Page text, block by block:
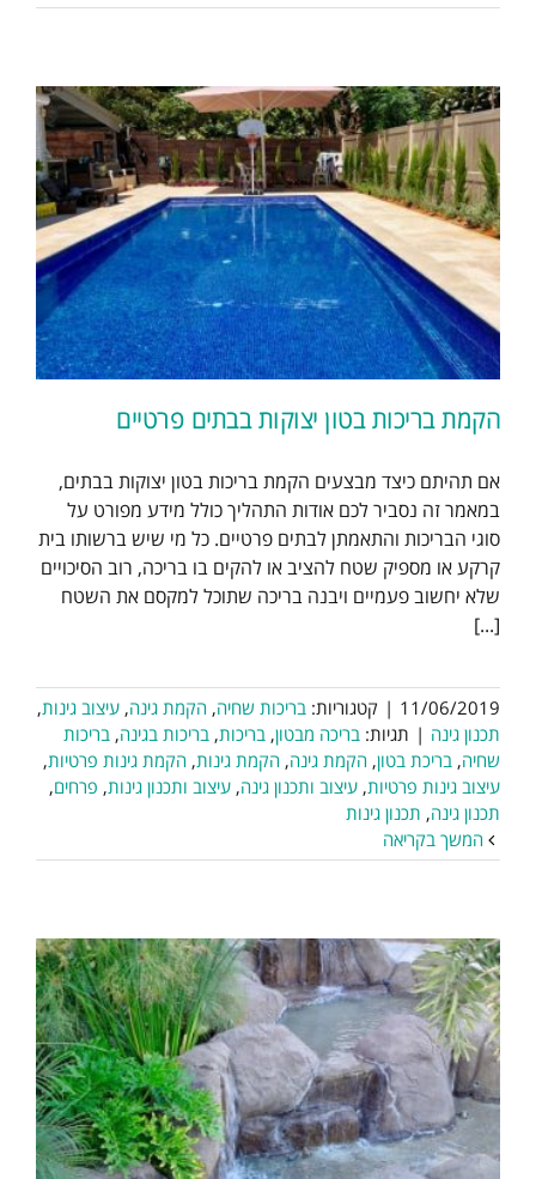
הקמת בריכות בטון יצוקות בבתים פרטיים
אם תהיתם כיצד מבצעים הקמת בריכות בטון יצוקות בבתים,
במאמר זה נסביר לכם אודות התהליך כולל מידע מפורט על
סוגי הבריכות והתאמתן לבתים פרטיים. כל מי שיש ברשותו בית
קרקע או מספיק שטח להציב או להקים בו בריכה, רוב הסיכויים
שלא יחשוב פעמיים ויבנה בריכה שתוכל למקסם את השטח
[...]
11/06/2019
| קטגוריות: בריכות שחיה, הקמת גינה, עיצוב גינות,
תכנון גינה | תגיות: בריכה מבטון, בריכות, בריכות בגינה, בריכות
שחיה, בריכת בטון, הקמת גינה, הקמת גינות, הקמת גינות פרטיות,
עיצוב גינות פרטיות, עיצוב ותכנון גינה, עיצוב ותכנון גינות, פרחים,
תכנון גינה, תכנון גינות
המשך בקריאה